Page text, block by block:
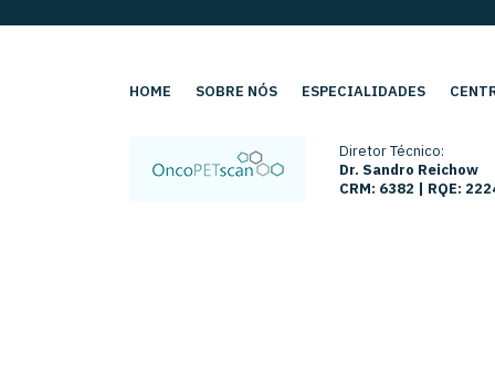
HOME SOBRE NÓS ESPECIALIDADES
Diretor Técnico:
Dr. Sandro Reichow
CRM: 6382 | RQE: